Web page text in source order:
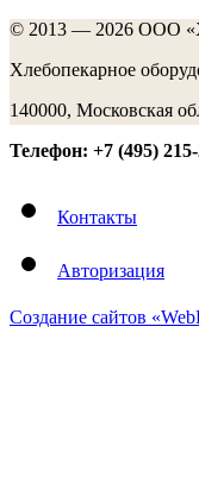
© 2013 — 2026 ООО
Хлебопекарное
140000, Московская
Телефон: +7 (495)
Контакты
Авторизация
Создание сайтов